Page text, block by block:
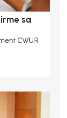
sa
CWUR